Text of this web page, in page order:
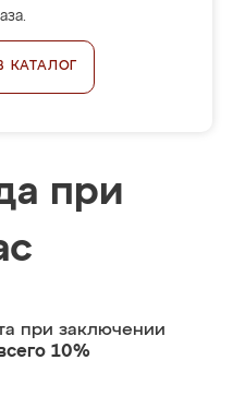
КАТАЛОГ
при
при заключении
10%